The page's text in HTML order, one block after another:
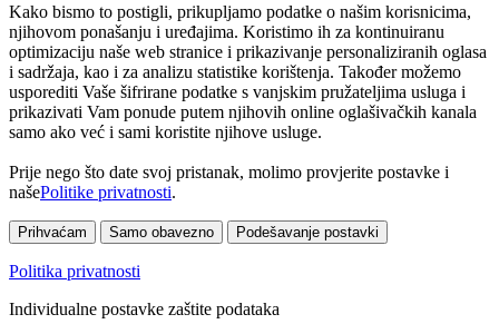
Kako bismo to postigli, prikupljamo podatke o našim korisnicima,
njihovom ponašanju i uređajima. Koristimo ih za kontinuiranu
optimizaciju naše web stranice i prikazivanje personaliziranih oglasa
i sadržaja, kao i za analizu statistike korištenja. Također možemo
usporediti Vaše šifrirane podatke s vanjskim pružateljima usluga i
prikazivati Vam ponude putem njihovih online oglašivačkih kanala
samo ako već i sami koristite njihove usluge.
Prije nego što date svoj pristanak, molimo provjerite postavke i
našePolitike privatnosti.
Prihvaćam Samo obavezno Podešavanje postavki
Politika privatnosti
Individualne postavke zaštite podataka